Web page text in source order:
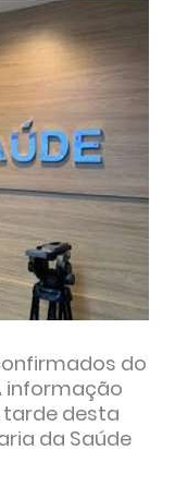
do
informação
desta
da Saúde